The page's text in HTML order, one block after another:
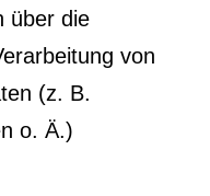
über die
von
(z. B.
o. Ä.)